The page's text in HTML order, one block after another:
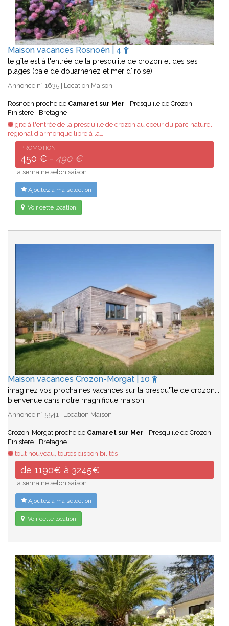
Maison vacances Rosnoën | 4
le gîte est à l'entrée de la presqu'ile de crozon et des ses
plages (baie de douarnenez et mer d'iroise)…
Annonce n° 1635 | Location Maison
Rosnoën proche de Camaret sur Mer
Presqu'île de Crozon
Finistère
Bretagne
gîte à l'entrée de la presqu'ile de crozon au coeur du parc naturel
régional d'armorique libre à la…
PROMOTION
450 € - 490 €
la semaine selon saison
Ajoutez à ma sélection
Voir cette location
Maison vacances Crozon-Morgat | 10
imaginez vos prochaines vacances sur la presqu'île de crozon...
bienvenue dans notre magnifique maison…
Annonce n° 5541 | Location Maison
Crozon-Morgat proche de Camaret sur Mer
Presqu'île de Crozon
Finistère
Bretagne
tout nouveau, toutes disponibilités
de 1190€ à 3245€
la semaine selon saison
Ajoutez à ma sélection
Voir cette location